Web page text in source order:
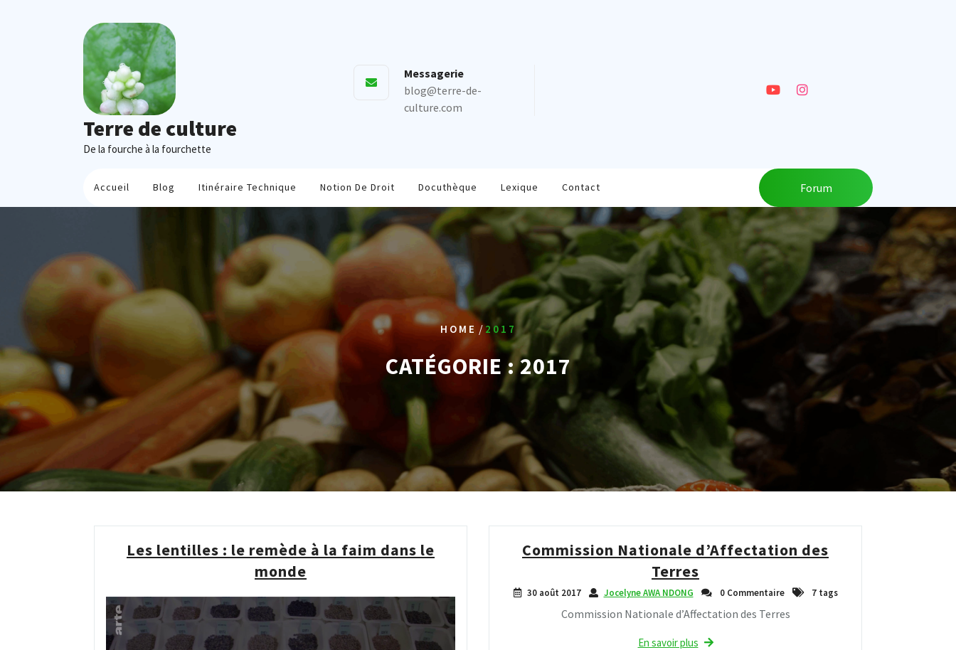
Terre de culture
De la fourche à la fourchette
Messagerie
blog@terre-de-
culture.com
Accueil Blog Itinéraire Technique Notion De Droit Docuthèque Lexique Contact Forum
HOME /2017
CATÉGORIE :2017
Les lentilles : le remède à la faim dans le
monde
Commission Nationale d’Affectation des
Terres
30 août 2017 Jocelyne AWA NDONG 0 Commentaire 7 tags
Commission Nationale d’Affectation des Terres
En savoir plus